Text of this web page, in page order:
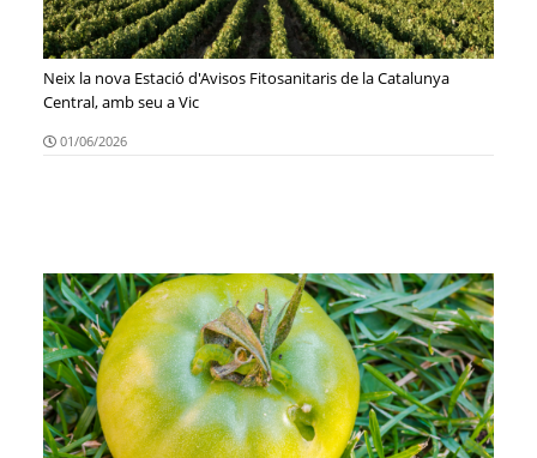
Neix la nova Estació d'Avisos Fitosanitaris de la Catalunya
Central, amb seu a Vic
01/06/2026